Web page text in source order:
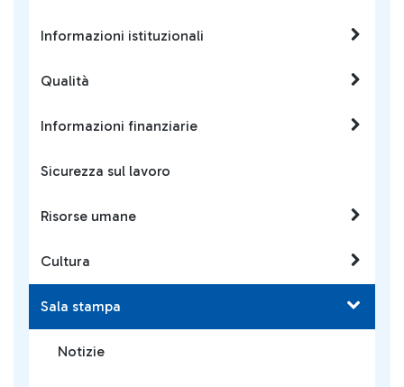
Informazioni istituzionali
Qualità
Informazioni finanziarie
Sicurezza sul lavoro
Risorse umane
Cultura
Sala stampa
Notizie